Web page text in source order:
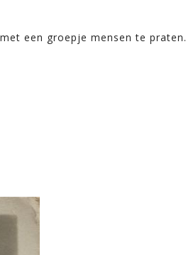
een groepje mensen te praten.